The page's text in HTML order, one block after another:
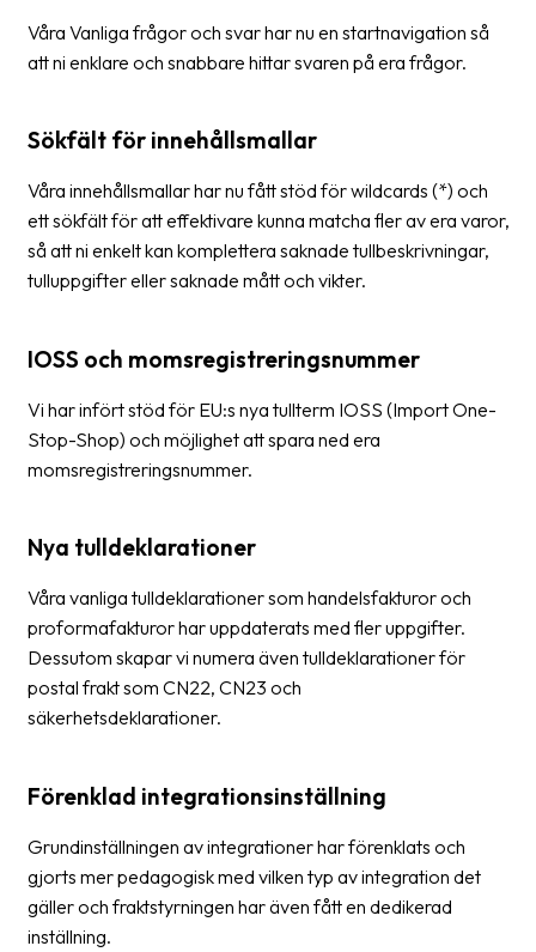
Terms
Terms
conditions
Privacy
Prohibited
content
Våra Vanliga frågor och svar har nu en startnavigation så
att ni enklare och snabbare hittar svaren på era frågor.
Sökfält för innehållsmallar
Våra innehållsmallar har nu fått stöd för wildcards (*) och
ett sökfält för att effektivare kunna matcha fler av era varor,
så att ni enkelt kan komplettera saknade tullbeskrivningar,
tulluppgifter eller saknade mått och vikter.
IOSS och momsregistreringsnummer
Vi har infört stöd för EU:s nya tullterm IOSS (Import One-
Stop-Shop) och möjlighet att spara ned era
momsregistreringsnummer.
Nya tulldeklarationer
Våra vanliga tulldeklarationer som handelsfakturor och
proformafakturor har uppdaterats med fler uppgifter.
Dessutom skapar vi numera även tulldeklarationer för
postal frakt som CN22, CN23 och
säkerhetsdeklarationer.
Förenklad integrationsinställning
Grundinställningen av integrationer har förenklats och
gjorts mer pedagogisk med vilken typ av integration det
gäller och fraktstyrningen har även fått en dedikerad
inställning.